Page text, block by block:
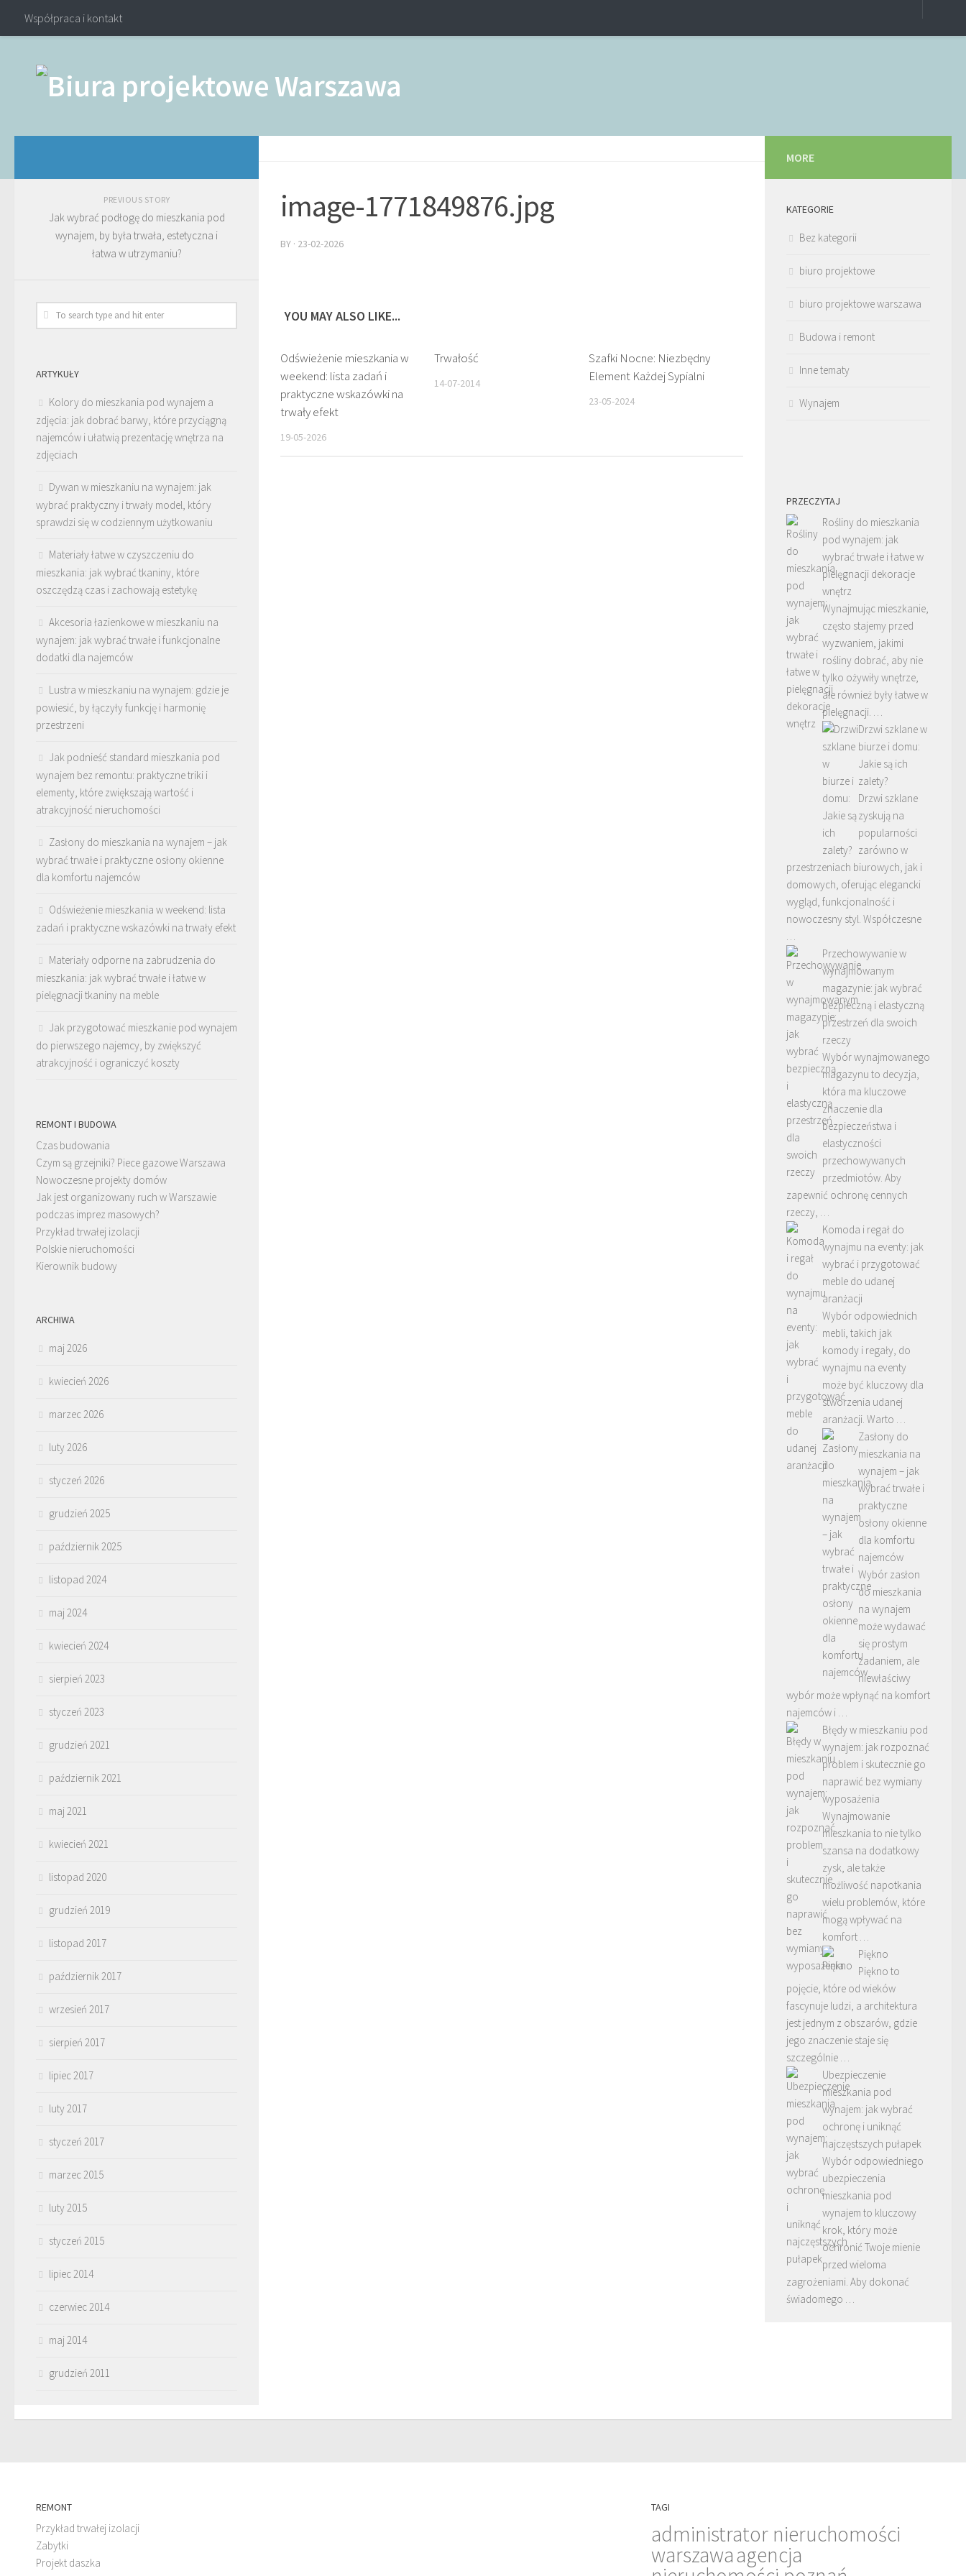
Współpraca i kontakt
image-1771849876.jpg
BY · 23-02-2026
YOU MAY ALSO LIKE...
Odświeżenie mieszkania w
weekend: lista zadań i
praktyczne wskazówki na
trwały efekt
19-05-2026
Trwałość
14-07-2014
Szafki Nocne: Niezbędny
Element Każdej Sypialni
23-05-2024
PREVIOUS STORY
Jak wybrać podłogę do mieszkania pod
wynajem, by była trwała, estetyczna i
łatwa w utrzymaniu?
ARTYKUŁY
Kolory do mieszkania pod wynajem a
zdjęcia: jak dobrać barwy, które przyciągną
najemców i ułatwią prezentację wnętrza na
zdjęciach
Dywan w mieszkaniu na wynajem: jak
wybrać praktyczny i trwały model, który
sprawdzi się w codziennym użytkowaniu
Materiały łatwe w czyszczeniu do
mieszkania: jak wybrać tkaniny, które
oszczędzą czas i zachowają estetykę
Akcesoria łazienkowe w mieszkaniu na
wynajem: jak wybrać trwałe i funkcjonalne
dodatki dla najemców
Lustra w mieszkaniu na wynajem: gdzie je
powiesić, by łączyły funkcję i harmonię
przestrzeni
Jak podnieść standard mieszkania pod
wynajem bez remontu: praktyczne triki i
elementy, które zwiększają wartość i
atrakcyjność nieruchomości
Zasłony do mieszkania na wynajem – jak
wybrać trwałe i praktyczne osłony okienne
dla komfortu najemców
Odświeżenie mieszkania w weekend: lista
zadań i praktyczne wskazówki na trwały efekt
Materiały odporne na zabrudzenia do
mieszkania: jak wybrać trwałe i łatwe w
pielęgnacji tkaniny na meble
Jak przygotować mieszkanie pod wynajem
do pierwszego najemcy, by zwiększyć
atrakcyjność i ograniczyć koszty
REMONT I BUDOWA
Czas budowania
Czym są grzejniki? Piece gazowe Warszawa
Nowoczesne projekty domów
Jak jest organizowany ruch w Warszawie
podczas imprez masowych?
Przykład trwałej izolacji
Polskie nieruchomości
Kierownik budowy
ARCHIWA
maj 2026
kwiecień 2026
marzec 2026
luty 2026
styczeń 2026
grudzień 2025
październik 2025
listopad 2024
maj 2024
kwiecień 2024
sierpień 2023
styczeń 2023
grudzień 2021
październik 2021
maj 2021
kwiecień 2021
listopad 2020
grudzień 2019
listopad 2017
październik 2017
wrzesień 2017
sierpień 2017
lipiec 2017
luty 2017
styczeń 2017
marzec 2015
luty 2015
styczeń 2015
lipiec 2014
czerwiec 2014
maj 2014
grudzień 2011
MORE
KATEGORIE
Bez kategorii
biuro projektowe
biuro projektowe warszawa
Budowa i remont
Inne tematy
Wynajem
PRZECZYTAJ
Rośliny do mieszkania
pod wynajem: jak
wybrać trwałe i łatwe w
pielęgnacji dekoracje
wnętrz
Wynajmując mieszkanie,
często stajemy przed
wyzwaniem, jakimi
rośliny dobrać, aby nie
tylko ożywiły wnętrze,
ale również były łatwe w
pielęgnacji. …
Drzwi szklane w
biurze i domu:
Jakie są ich
zalety?
Drzwi szklane
zyskują na
popularności
zarówno w
przestrzeniach biurowych, jak i
domowych, oferując elegancki
wygląd, funkcjonalność i
nowoczesny styl. Współczesne
…
Przechowywanie w
wynajmowanym
magazynie: jak wybrać
bezpieczną i elastyczną
przestrzeń dla swoich
rzeczy
Wybór wynajmowanego
magazynu to decyzja,
która ma kluczowe
znaczenie dla
bezpieczeństwa i
elastyczności
przechowywanych
przedmiotów. Aby
zapewnić ochronę cennych
rzeczy, …
Komoda i regał do
wynajmu na eventy: jak
wybrać i przygotować
meble do udanej
aranżacji
Wybór odpowiednich
mebli, takich jak
komody i regały, do
wynajmu na eventy
może być kluczowy dla
stworzenia udanej
aranżacji. Warto …
Zasłony do
mieszkania na
wynajem – jak
wybrać trwałe i
praktyczne
osłony okienne
dla komfortu
najemców
Wybór zasłon
do mieszkania
na wynajem
może wydawać
się prostym
zadaniem, ale
niewłaściwy
wybór może wpłynąć na komfort
najemców i …
Błędy w mieszkaniu pod
wynajem: jak rozpoznać
problem i skutecznie go
naprawić bez wymiany
wyposażenia
Wynajmowanie
mieszkania to nie tylko
szansa na dodatkowy
zysk, ale także
możliwość napotkania
wielu problemów, które
mogą wpływać na
komfort …
Piękno
Piękno to
pojęcie, które od wieków
fascynuje ludzi, a architektura
jest jednym z obszarów, gdzie
jego znaczenie staje się
szczególnie …
Ubezpieczenie
mieszkania pod
wynajem: jak wybrać
ochronę i uniknąć
najczęstszych pułapek
Wybór odpowiedniego
ubezpieczenia
mieszkania pod
wynajem to kluczowy
krok, który może
ochronić Twoje mienie
przed wieloma
zagrożeniami. Aby dokonać
świadomego …
REMONT
Przykład trwałej izolacji
Zabytki
Projekt daszka
TAGI
administrator nieruchomości
warszawaagencja